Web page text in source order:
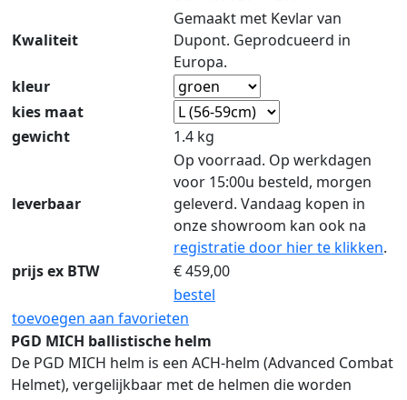
Kwaliteit
Gemaakt met Kevlar van
Dupont. Geprodcueerd in
Europa.
kleur
kies maat
gewicht
1.4 kg
leverbaar
Op voorraad. Op werkdagen
voor 15:00u besteld, morgen
geleverd. Vandaag kopen in
onze showroom kan ook na
registratie door hier te klikken.
prijs ex BTW
€459,00
bestel
toevoegen aan favorieten
PGD MICH ballistische helm
De PGD MICH helm is een ACH-helm (Advanced Combat
Helmet), vergelijkbaar met de helmen die worden